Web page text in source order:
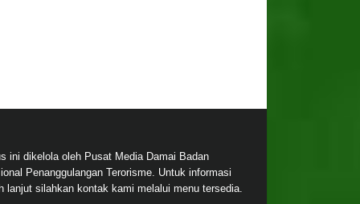
ini dikelola oleh Pusat Media Damai Badan
Penanggulangan Terorisme. Untuk informasi
lanjut silahkan kontak kami melalui menu tersedia.